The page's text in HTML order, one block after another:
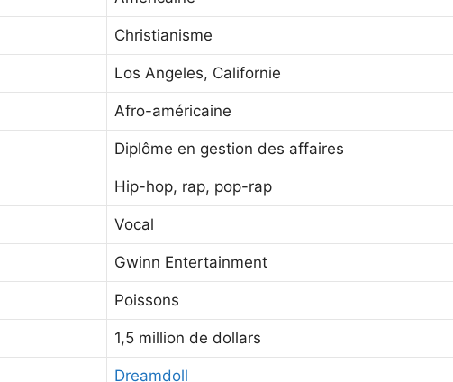
Christianisme
Los Angeles, Californie
Afro-américaine
Diplôme en gestion des affaires
Hip-hop, rap, pop-rap
Vocal
Gwinn Entertainment
Poissons
1,5 million de dollars
Dreamdoll